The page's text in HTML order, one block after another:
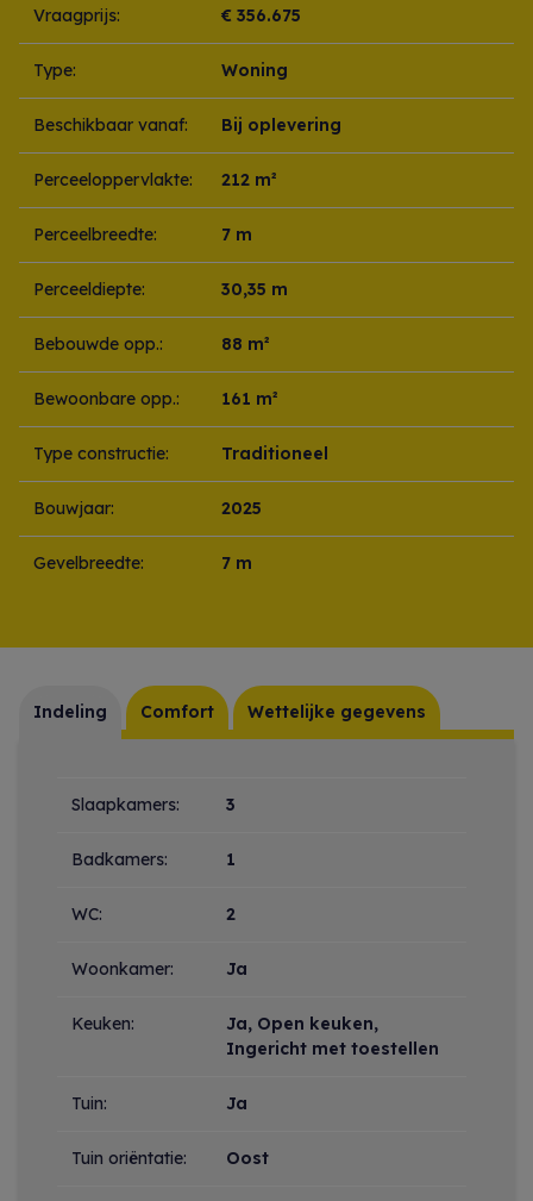
Vraagprijs: € 356.675
Type: Woning
Beschikbaar vanaf: Bij oplevering
Perceeloppervlakte: 212 m²
Perceelbreedte: 7 m
Perceeldiepte: 30,35 m
Bebouwde opp.: 88 m²
Bewoonbare opp.: 161 m²
Type constructie: Traditioneel
Bouwjaar: 2025
Gevelbreedte: 7 m
Indeling Comfort Wettelijke gegevens
Indeling
Slaapkamers: 3
Badkamers: 1
WC: 2
Woonkamer: Ja
Keuken: Ja, Open keuken,
Ingericht met toestellen
Tuin: Ja
Tuin oriëntatie: Oost